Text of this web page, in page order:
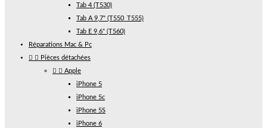
Tab 4 (T530)
Tab A 9,7" (T550_T555)
Tab E 9,6" (T560)
Réparations Mac & Pc
  Pièces détachées
  Apple
iPhone 5
iPhone 5c
iPhone 5S
iPhone 6